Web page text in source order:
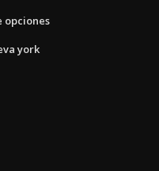
opciones
york